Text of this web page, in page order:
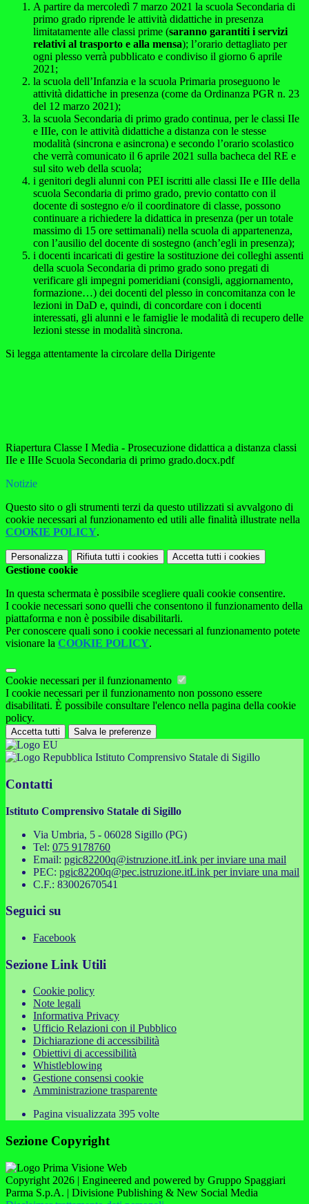
A partire da mercoledì 7 marzo 2021 la scuola Secondaria di
primo grado riprende le attività didattiche in presenza
limitatamente alle classi prime (saranno garantiti i servizi
relativi al trasporto e alla mensa); l’orario dettagliato per
ogni plesso verrà pubblicato e condiviso il giorno 6 aprile
2021;
la scuola dell’Infanzia e la scuola Primaria proseguono le
attività didattiche in presenza (come da Ordinanza PGR n. 23
del 12 marzo 2021);
la scuola Secondaria di primo grado continua, per le classi IIe
e IIIe, con le attività didattiche a distanza con le stesse
modalità (sincrona e asincrona) e secondo l’orario scolastico
che verrà comunicato il 6 aprile 2021 sulla bacheca del RE e
sul sito web della scuola;
i genitori degli alunni con PEI iscritti alle classi IIe e IIIe della
scuola Secondaria di primo grado, previo contatto con il
docente di sostegno e/o il coordinatore di classe, possono
continuare a richiedere la didattica in presenza (per un totale
massimo di 15 ore settimanali) nella scuola di appartenenza,
con l’ausilio del docente di sostegno (anch’egli in presenza);
i docenti incaricati di gestire la sostituzione dei colleghi assenti
della scuola Secondaria di primo grado sono pregati di
verificare gli impegni pomeridiani (consigli, aggiornamento,
formazione…) dei docenti del plesso in concomitanza con le
lezioni in DaD e, quindi, di concordare con i docenti
interessati, gli alunni e le famiglie le modalità di recupero delle
lezioni stesse in modalità sincrona.
Si legga attentamente la circolare della Dirigente
Riapertura Classe I Media - Prosecuzione didattica a distanza classi
IIe e IIIe Scuola Secondaria di primo grado.docx.pdf
Notizie
Questo sito o gli strumenti terzi da questo utilizzati si avvalgono di
cookie necessari al funzionamento ed utili alle finalità illustrate nella
COOKIE POLICY.
Personalizza Rifiuta tutti i cookies Accetta tutti i cookies
Gestione cookie
In questa schermata è possibile scegliere quali cookie consentire.
I cookie necessari sono quelli che consentono il funzionamento della
piattaforma e non è possibile disabilitarli.
Per conoscere quali sono i cookie necessari al funzionamento potete
visionare la COOKIE POLICY.
Cookie necessari per il funzionamento
I cookie necessari per il funzionamento non possono essere
disabilitati. È possibile consultare l'elenco nella pagina della cookie
policy.
Accetta tutti Salva le preferenze
Istituto Comprensivo Statale di Sigillo
Contatti
Istituto Comprensivo Statale di Sigillo
Via Umbria, 5 - 06028 Sigillo (PG)
Tel: 075 9178760
Email: pgic82200q@istruzione.itLink per inviare una mail
PEC: pgic82200q@pec.istruzione.itLink per inviare una mail
C.F.: 83002670541
Seguici su
Facebook
Sezione Link Utili
Cookie policy
Note legali
Informativa Privacy
Ufficio Relazioni con il Pubblico
Dichiarazione di accessibilità
Obiettivi di accessibilità
Whistleblowing
Gestione consensi cookie
Amministrazione trasparente
Pagina visualizzata 395 volte
Sezione Copyright
Copyright 2026 | Engineered and powered by Gruppo Spaggiari
Parma S.p.A. | Divisione Publishing & New Social Media